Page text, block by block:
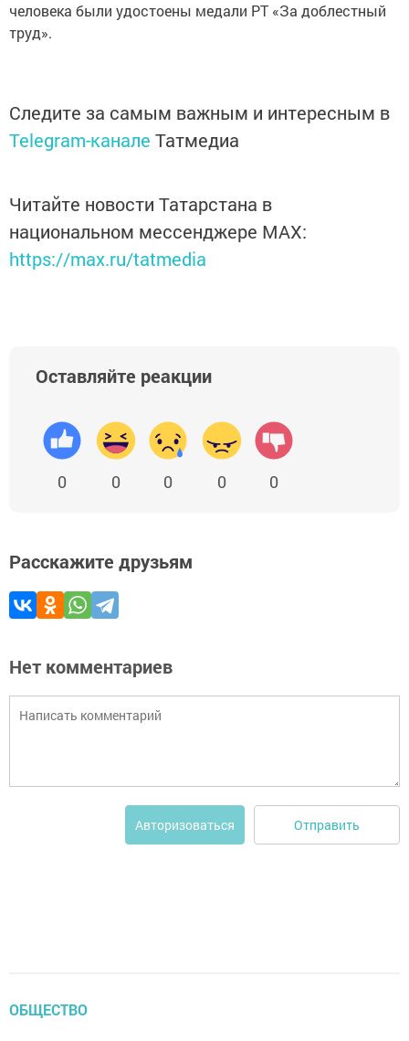
человека были удостоены медали РТ «За доблестный
труд».
Следите за самым важным и интересным в
Telegram-канале Татмедиа
Читайте новости Татарстана в
национальном мессенджере MАХ:
https://max.ru/tatmedia
Оставляйте реакции
0 0 0 0 0
Расскажите друзьям
Нет комментариев
Авторизоваться Отправить
ОБЩЕСТВО